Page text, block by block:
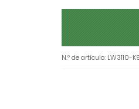
N.º de artículo: LW3110-